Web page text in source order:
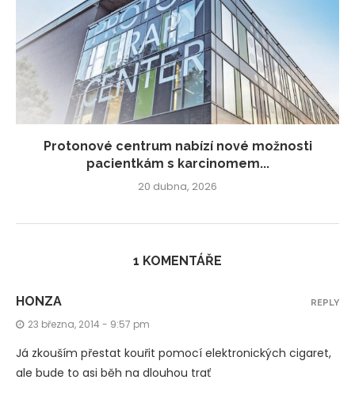
Protonové centrum nabízí nové možnosti
pacientkám s karcinomem...
20 dubna, 2026
1 KOMENTÁŘE
HONZA
23 března, 2014 - 9:57 pm
Já zkouším přestat kouřit pomocí elektronických cigaret,
ale bude to asi běh na dlouhou trať
REPLY